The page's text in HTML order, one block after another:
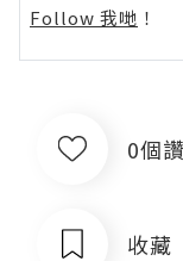
Follow 我哋 ！
0個
收藏